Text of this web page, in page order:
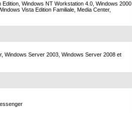
Windows NT Workstation 4.0, Windows 2000
Vista Edition Familiale, Media Center,
Windows Server 2003, Windows Server 2008 et